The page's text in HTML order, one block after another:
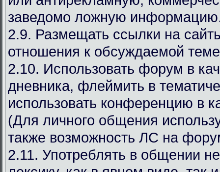
заведомо ложную
2.9. Размещать ссылки на
отношения к обсуждаемой
2.10. Использовать форум в
дневника, флеймить в
использовать конференцию в
(Для личного общения
также возможность ЛС на
2.11. Употреблять в общении